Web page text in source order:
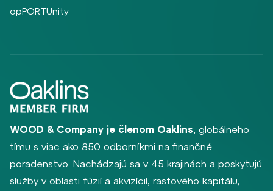
opPORTUnity
WOOD & Company je členom Oaklins, globálneho
tímu s viac ako 850 odborníkmi na finančné
poradenstvo. Nachádzajú sa v 45 krajinách a poskytujú
služby v oblasti fúzií a akvizícií, rastového kapitálu,